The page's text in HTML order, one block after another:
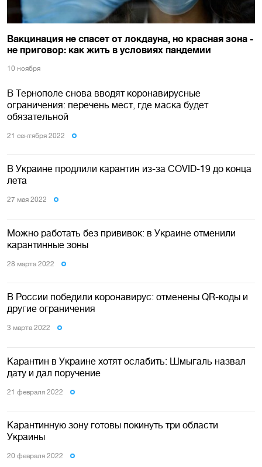
Вакцинация не спасет от локдауна, но красная зона -
не приговор: как жить в условиях пандемии
10 ноября
В Тернополе снова вводят коронавирусные
ограничения: перечень мест, где маска будет
обязательной
21 сентября 2022
В Украине продлили карантин из-за COVID-19 до конца
лета
27 мая 2022
Можно работать без прививок: в Украине отменили
карантинные зоны
28 марта 2022
В России победили коронавирус: отменены QR-коды и
другие ограничения
3 марта 2022
Карантин в Украине хотят ослабить: Шмыгаль назвал
дату и дал поручение
21 февраля 2022
Карантинную зону готовы покинуть три области
Украины
20 февраля 2022